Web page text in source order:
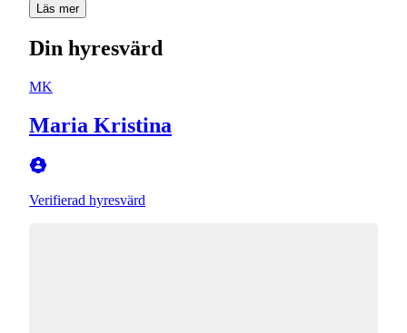
Läs mer
Din hyresvärd
MK
Maria Kristina
Verifierad hyresvärd